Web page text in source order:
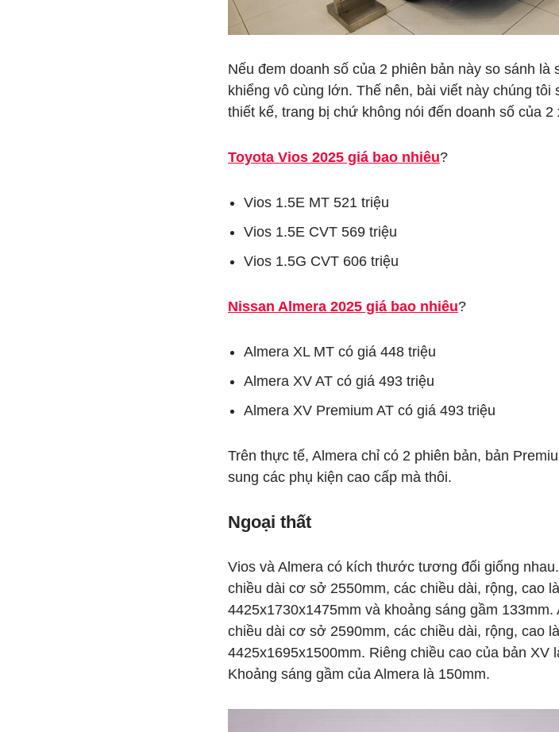
Nếu đem doanh số của 2 phiên bản này so sánh là
khiểng vô cùng lớn. Thế nên, bài viết này chúng tôi
thiết kế, trang bị chứ không nói đến doanh số của 2
Toyota Vios 2025 giá bao nhiêu?
Vios 1.5E MT 521 triệu
Vios 1.5E CVT 569 triệu
Vios 1.5G CVT 606 triệu
Nissan Almera 2025 giá bao nhiêu?
Almera XL MT có giá 448 triệu
Almera XV AT có giá 493 triệu
Almera XV Premium AT có giá 493 triệu
Trên thực tế, Almera chỉ có 2 phiên bản, bản
sung các phụ kiện cao cấp mà thôi.
Ngoại thất
Vios và Almera có kích thước tương đối giống
chiều dài cơ sở 2550mm, các chiều dài, rộng, cao là
4425x1730x1475mm và khoảng sáng gầm 133mm.
chiều dài cơ sở 2590mm, các chiều dài, rộng, cao là
4425x1695x1500mm. Riêng chiều cao của bản XV
Khoảng sáng gầm của Almera là 150mm.